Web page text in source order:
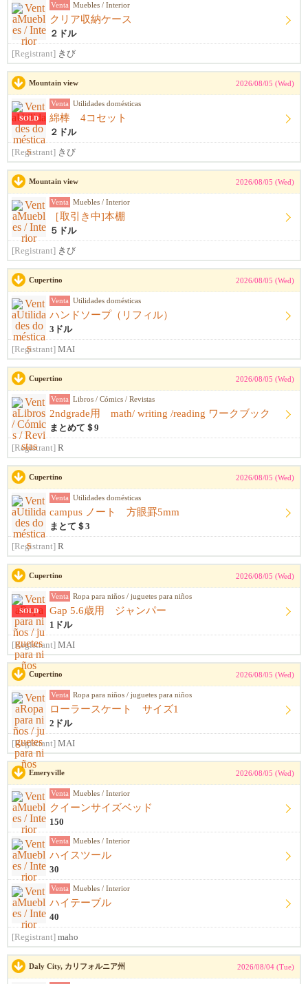
Venta Muebles / Interior
クリア収納ケース
２ドル
[Registrant] きび
Mountain view 2026/08/05 (Wed)
SOLD
Venta Utilidades domésticas
綿棒 4コセット
２ドル
[Registrant] きび
Mountain view 2026/08/05 (Wed)
Venta Muebles / Interior
［取引き中]本棚
５ドル
[Registrant] きび
Cupertino 2026/08/05 (Wed)
Venta Utilidades domésticas
ハンドソープ（リフィル）
3ドル
[Registrant] MAI
Cupertino 2026/08/05 (Wed)
Venta Libros / Cómics / Revistas
2ndgrade用 math/ writing /reading ワークブック
まとめて＄9
[Registrant] R
Cupertino 2026/08/05 (Wed)
Venta Utilidades domésticas
campus ノート 方眼罫5mm
まとて＄3
[Registrant] R
Cupertino 2026/08/05 (Wed)
SOLD
Venta Ropa para niños / juguetes para niños
Gap 5.6歳用 ジャンパー
1ドル
[Registrant] MAI
Cupertino 2026/08/05 (Wed)
Venta Ropa para niños / juguetes para niños
ローラースケート サイズ1
2ドル
[Registrant] MAI
Emeryville 2026/08/05 (Wed)
Venta Muebles / Interior
クイーンサイズベッド
150
Venta Muebles / Interior
ハイスツール
30
Venta Muebles / Interior
ハイテーブル
40
[Registrant] maho
Daly City, カリフォルニア州 2026/08/04 (Tue)